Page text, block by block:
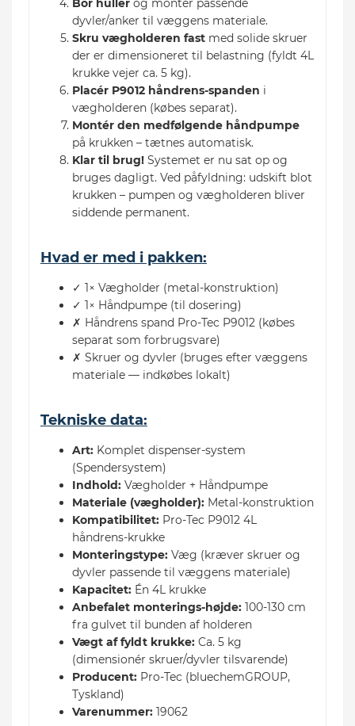
Bor huller og montér passende
dyvler/anker til væggens materiale.
Skru vægholderen fast med solide skruer
der er dimensioneret til belastning (fyldt 4L
krukke vejer ca. 5 kg).
Placér P9012 håndrens-spanden i
vægholderen (købes separat).
Montér den medfølgende håndpumpe
på krukken – tætnes automatisk.
Klar til brug! Systemet er nu sat op og
bruges dagligt. Ved påfyldning: udskift blot
krukken – pumpen og vægholderen bliver
siddende permanent.
Hvad er med i pakken:
✓ 1× Vægholder (metal-konstruktion)
✓ 1× Håndpumpe (til dosering)
✗ Håndrens spand Pro-Tec P9012 (købes
separat som forbrugsvare)
✗ Skruer og dyvler (bruges efter væggens
materiale — indkøbes lokalt)
Tekniske data:
Art: Komplet dispenser-system
(Spendersystem)
Indhold: Vægholder + Håndpumpe
Materiale (vægholder): Metal-konstruktion
Kompatibilitet: Pro-Tec P9012 4L
håndrens-krukke
Monteringstype: Væg (kræver skruer og
dyvler passende til væggens materiale)
Kapacitet: Én 4L krukke
Anbefalet monterings-højde: 100-130 cm
fra gulvet til bunden af holderen
Vægt af fyldt krukke: Ca. 5 kg
(dimensionér skruer/dyvler tilsvarende)
Producent: Pro-Tec (bluechemGROUP,
Tyskland)
Varenummer: 19062